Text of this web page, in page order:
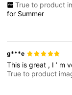
True to product
for Summer
g***e
This isgreat , I’ m
True to product